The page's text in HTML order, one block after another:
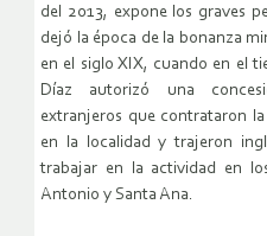
del 2013, expone los graves
dejó la época de la bonanza
en el siglo XIX, cuando en el
Díaz autorizó una
extranjeros que contrataron
en la localidad y trajeron
trabajar en la actividad en
Antonio y Santa Ana.